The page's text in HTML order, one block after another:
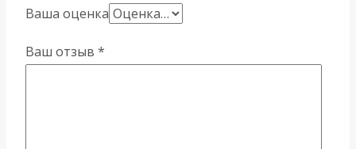
Ваша оценка
Ваш отзыв *